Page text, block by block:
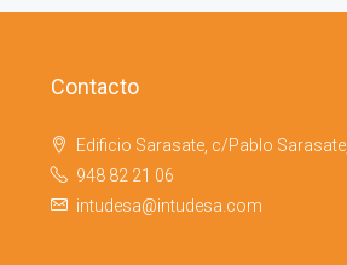
Contacto
Edificio Sarasate, c/Pablo
948 82 21 06
intudesa@intudesa.com